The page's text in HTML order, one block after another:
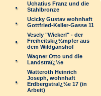
Uchatius Franz und die
Stahlbronze
Ucicky Gustav wohnhaft
Gottfried-Keller-Gasse 11
Vesely "Wickerl" - der
Freiheitskï¿½mpfer aus
dem Wildganshof
Wagner Otto und die
Landstraï¿½e
Watteroth Heinrich
Joseph, wohnhaft
Erdbergstraï¿½e 17 (in
Arbeit)